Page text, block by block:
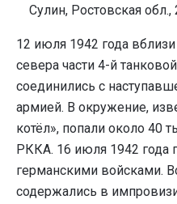
Сулин, Ростовская обл.,
12 июля 1942 года
севера части 4-й
соединились с
армией. В окружение,
котёл», попали около 40
РККА. 16 июля 1942 года
германскими войсками.
содержались в